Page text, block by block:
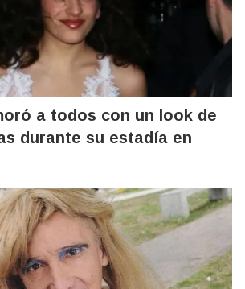
a todos con un look de
durante su estadía en